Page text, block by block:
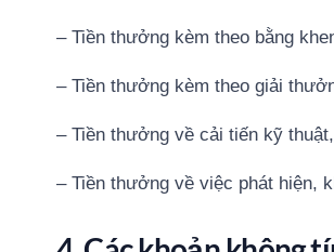
– Tiền thưởng kèm theo bằng
– Tiền thưởng kèm theo giải
– Tiền thưởng về cải tiến kỹ
– Tiền thưởng về việc phát hiện,